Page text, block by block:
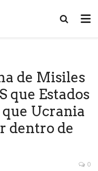
de Misiles
que Estados
Ucrania
dentro de
0